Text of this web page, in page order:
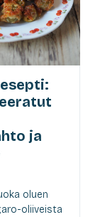
ja
oluen
oliiveista